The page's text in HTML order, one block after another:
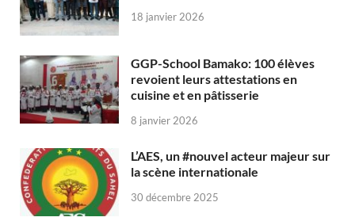
18 janvier 2026
GGP-School Bamako: 100 élèves
revoient leurs attestations en
cuisine et en pâtisserie
8 janvier 2026
L’AES, un #nouvel acteur majeur sur
la scène internationale
30 décembre 2025